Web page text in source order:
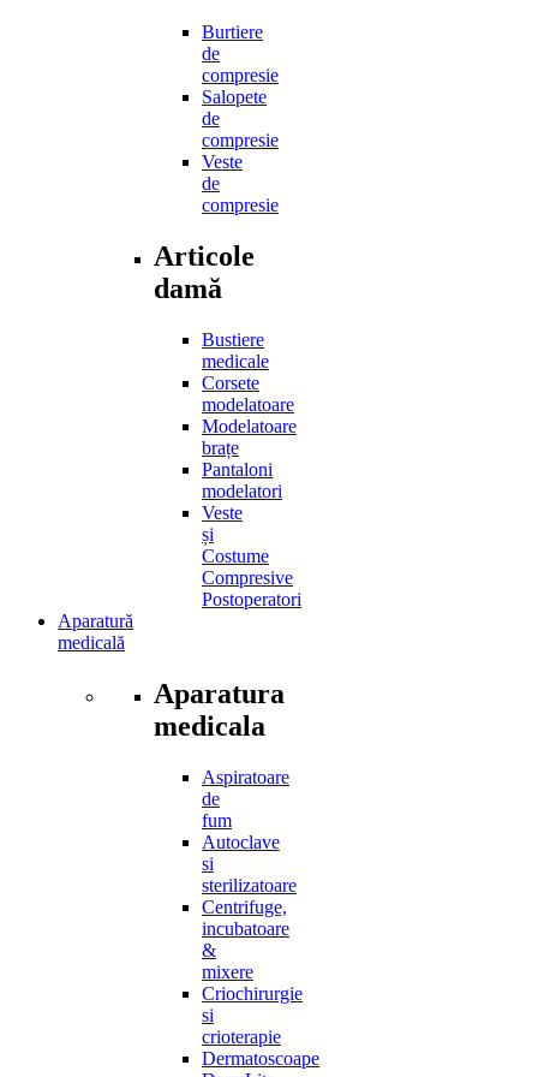
Burtiere
de
compresie
Salopete
de
compresie
Veste
de
compresie
Articole
damă
Bustiere
medicale
Corsete
modelatoare
Modelatoare
brațe
Pantaloni
modelatori
Veste
și
Costume
Compresive
Postoperatori
Aparatură
medicală
Aparatura
medicala
Aspiratoare
de
fum
Autoclave
si
sterilizatoare
Centrifuge,
incubatoare
&
mixere
Criochirurgie
si
crioterapie
Dermatoscoape